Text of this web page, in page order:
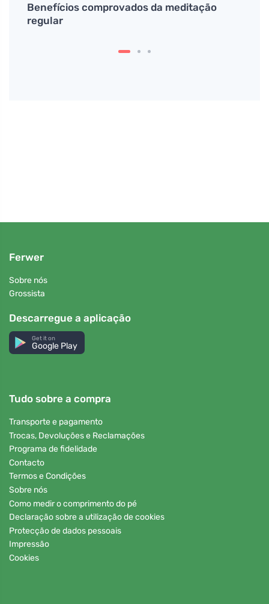
Benefícios comprovados da meditação
regular
Ferwer
Sobre nós
Grossista
Descarregue a aplicação
Get it on
Google Play
Tudo sobre a compra
Transporte e pagamento
Trocas, Devoluções e Reclamações
Programa de fidelidade
Contacto
Termos e Condições
Sobre nós
Como medir o comprimento do pé
Declaração sobre a utilização de cookies
Protecção de dados pessoais
Impressão
Cookies